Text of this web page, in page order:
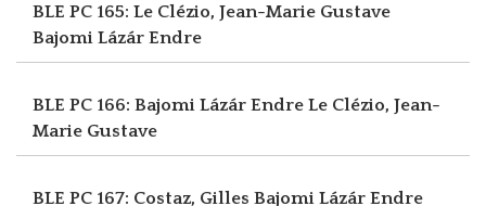
BLE PC 165: Le Clézio, Jean-Marie Gustave
Bajomi Lázár Endre
BLE PC 166: Bajomi Lázár Endre Le Clézio, Jean-
Marie Gustave
BLE PC 167: Costaz, Gilles Bajomi Lázár Endre